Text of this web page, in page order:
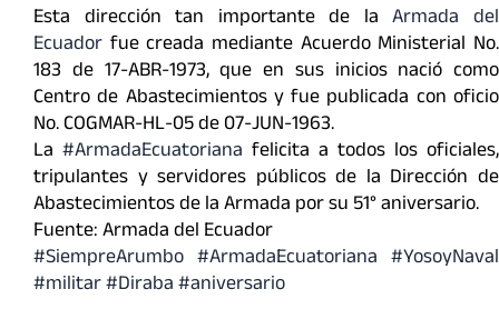
Esta dirección tan importante de laArmada del
Ecuador fue creada mediante Acuerdo Ministerial No.
183 de 17-ABR-1973, que en sus inicios nació como
Centro de Abastecimientos y fue publicada con oficio
No. COGMAR-HL-05 de 07-JUN-1963.
La #ArmadaEcuatoriana felicita a todos los oficiales,
tripulantes y servidores públicos de la Dirección de
Abastecimientos de la Armada por su 51° aniversario.
Fuente: Armada del Ecuador
#SiempreArumbo #ArmadaEcuatoriana #YosoyNaval
#militar#Diraba#aniversario